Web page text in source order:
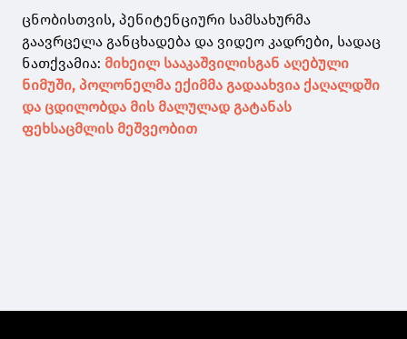
ცნობისთვის, პენიტენციური სამსახურმა
გაავრცელა განცხადება და ვიდეო კადრები, სადაც
ნათქვამია: მიხეილ სააკაშვილისგან აღებული
ნიმუში, პოლონელმა ექიმმა გადაახვია ქაღალდში
და ცდილობდა მის მალულად გატანას
ფეხსაცმლის მეშვეობით